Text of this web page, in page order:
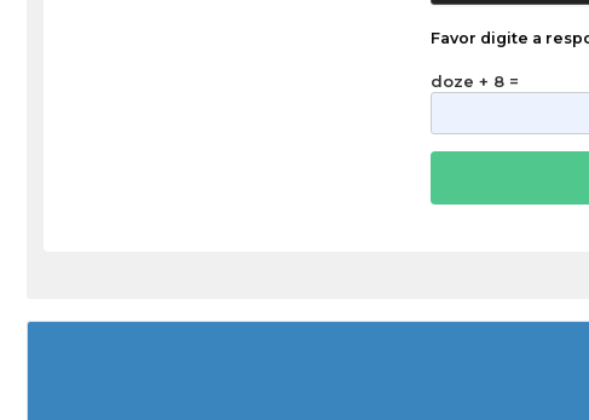
Favor digite a
doze + 8 =